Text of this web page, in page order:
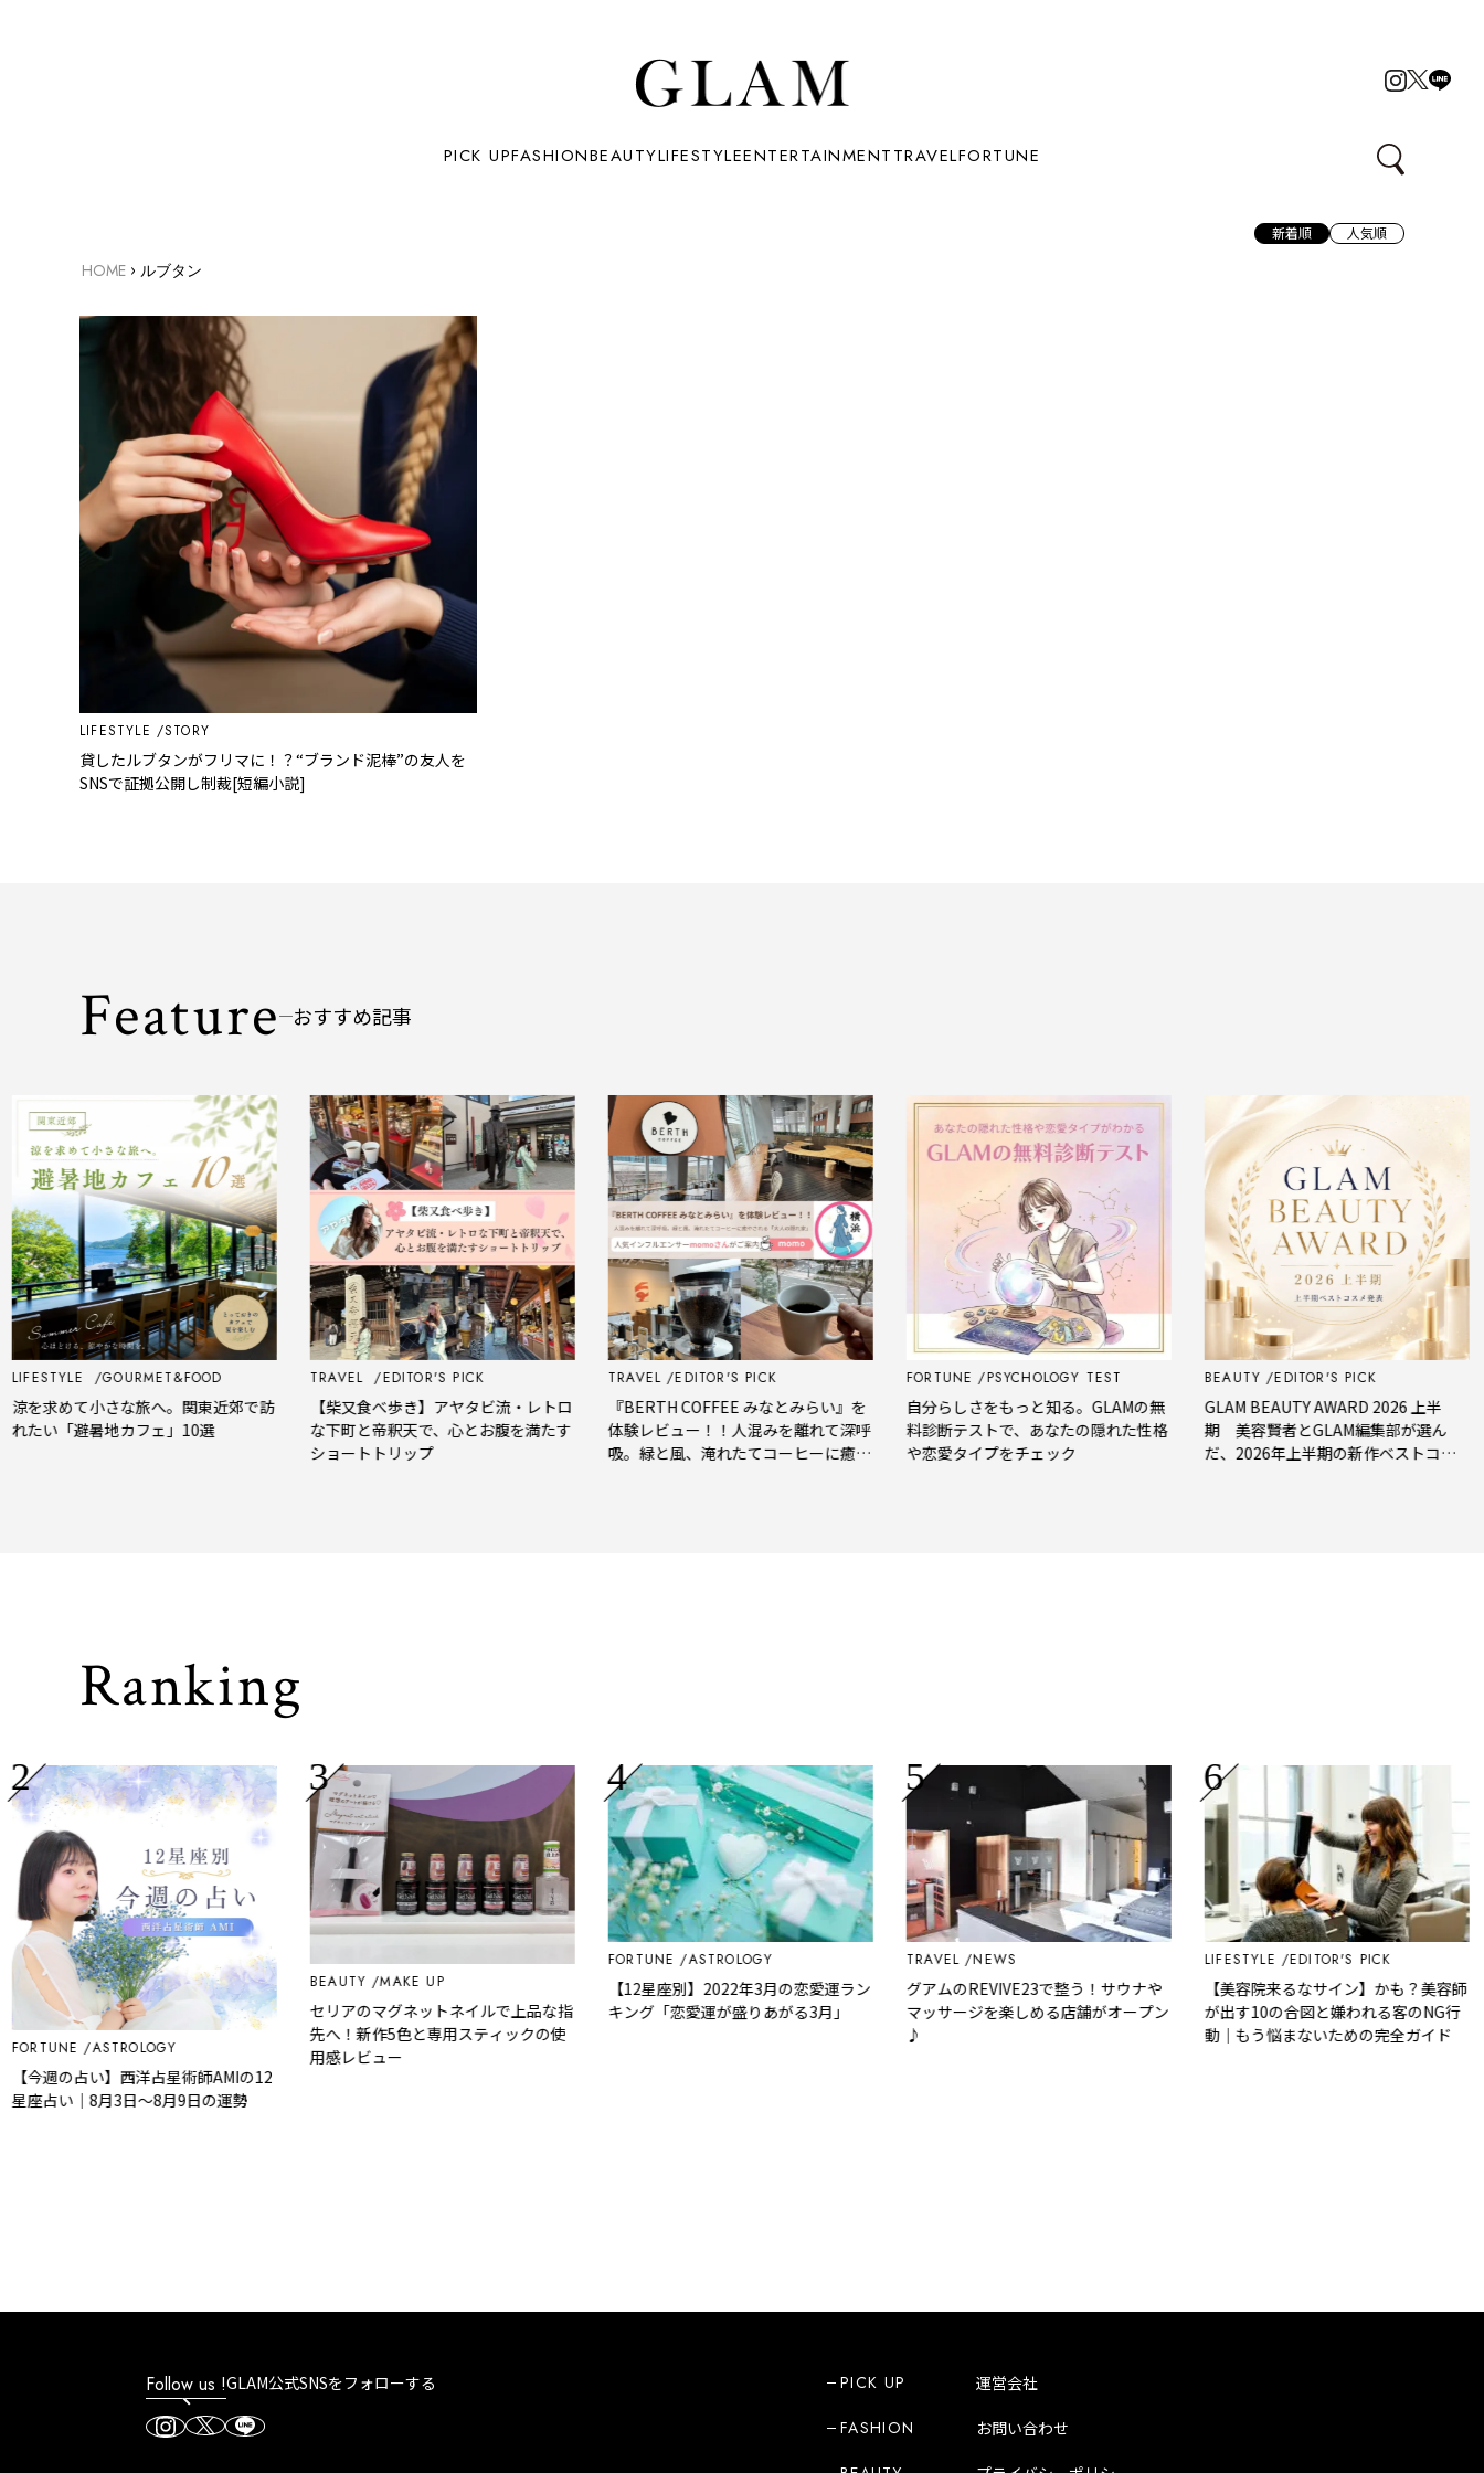
PICK UPFASHIONBEAUTYLIFESTYLEENTERTAINMENTTRAVELFORTUNE
新着順 人気順
HOME › ルブタン
LIFESTYLE STORY
貸したルブタンがフリマに！？“ブランド泥棒”の友人を
SNSで証拠公開し制裁[短編小説]
Feature おすすめ記事
LIFESTYLE GOURMET&FOOD
涼を求めて小さな旅へ。関東近郊で訪
れたい「避暑地カフェ」10選
TRAVEL EDITOR'S PICK
【柴又食べ歩き】アヤタビ流・レトロ
な下町と帝釈天で、心とお腹を満たす
ショートトリップ
TRAVEL EDITOR'S PICK
『BERTH COFFEE みなとみらい』を
体験レビュー！！人混みを離れて深呼
吸。緑と風、淹れたてコーヒーに癒や
FORTUNE PSYCHOLOGY TEST
自分らしさをもっと知る。GLAMの無
料診断テストで、あなたの隠れた性格
や恋愛タイプをチェック
BEAUTY EDITOR'S PICK
GLAM BEAUTY AWARD 2026 上半
期 美容賢者とGLAM編集部が選ん
だ、2026年上半期の新作ベストコス
Ranking
FORTUNE ASTROLOGY
【今週の占い】西洋占星術師AMIの12
星座占い｜8月3日～8月9日の運勢
BEAUTY MAKE UP
セリアのマグネットネイルで上品な指
先へ！新作5色と専用スティックの使
用感レビュー
FORTUNE ASTROLOGY
【12星座別】2022年3月の恋愛運ラン
キング「恋愛運が盛りあがる3月」
TRAVEL NEWS
グアムのREVIVE23で整う！サウナや
マッサージを楽しめる店舗がオープン
LIFESTYLE EDITOR'S PICK
【美容院来るなサイン】かも？美容師
が出す10の合図と嫌われる客のNG行
動｜もう悩まないための完全ガイド
Follow us !GLAM公式SNSをフォローする PICK UP
FASHION
運営会社
お問い合わせ